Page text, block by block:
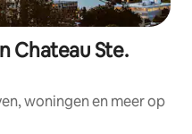
Chateau Ste.
woningen en meer op